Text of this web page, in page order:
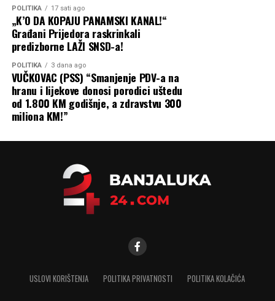
U slučajevima kada je broj komaraca posebno velik, mogu
pomoći profesionalni tretmani poput botaničkog
zamagljivanja i larvicidnih tretmana. Ove metode
provode stručne službe i ciljaju komarce u ranoj fazi
razvoja, uz minimalan uticaj na okolinu, prenosi Dnevno.
POLITIKA 17 sati ago
„K’O DA KOPAJU PANAMSKI KANAL!“
Građani Prijedora raskrinkali
predizborne LAŽI SNSD-a!
POLITIKA 3 dana ago
VUČKOVAC (PSS) “Smanjenje PDV-a na
hranu i lijekove donosi porodici uštedu
od 1.800 KM godišnje, a zdravstvu 300
miliona KM!”
USLOVI KORIŠTENJA POLITIKA PRIVATNOSTI POLITIKA KOLAČIĆA